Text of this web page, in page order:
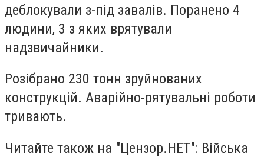
деблокували з-під завалів. Поранено 4
людини, 3 з яких врятували
надзвичайники.
Розібрано 230 тонн зруйнованих
конструкцій. Аварійно-рятувальні роботи
тривають.
Читайте також на "Цензор.НЕТ": Війська